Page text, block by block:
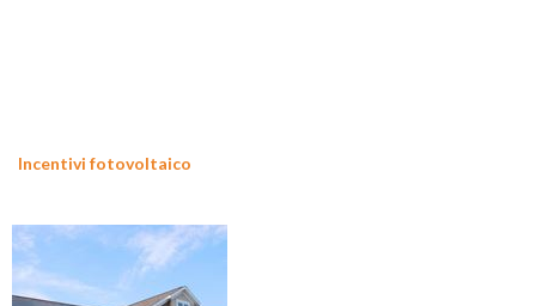
Incentivi fotovoltaico